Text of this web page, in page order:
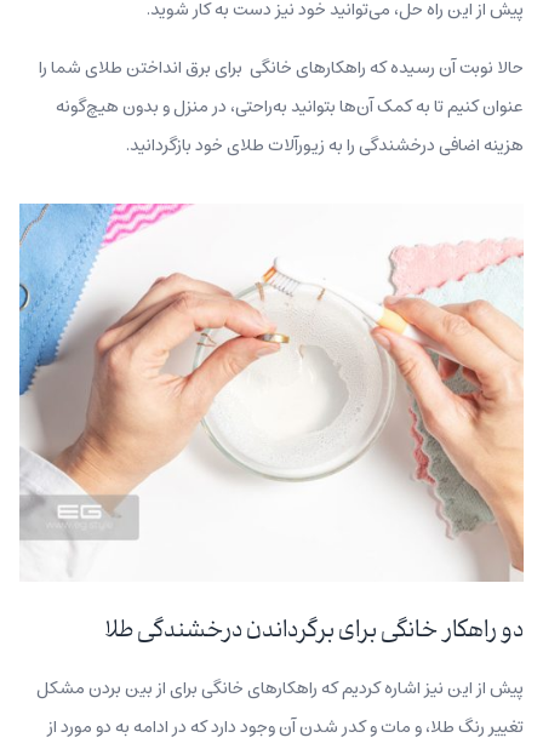
پیش از این راه حل، می‌توانید خود نیز دست به کار شوید.
حالا نوبت آن رسیده که راهکارهای خانگی برای برق انداختن طلای شما را
عنوان کنیم تا به کمک آن‌ها بتوانید به‌راحتی، در منزل و بدون هیچ‌گونه
هزینه اضافی درخشندگی را به زیورآلات طلای خود بازگردانید.
دو راهکار خانگی برای برگرداندن درخشندگی طلا
پیش از این نیز اشاره کردیم که راهکارهای خانگی برای از بین بردن مشکل
تغییر رنگ طلا، و مات و کدر شدن آن وجود دارد که در ادامه به دو مورد از